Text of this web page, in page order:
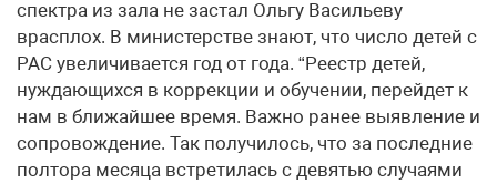
спектра из зала не застал Ольгу Васильеву
врасплох. В министерстве знают, что число детей с
РАС увеличивается год от года. “Реестр детей,
нуждающихся в коррекции и обучении, перейдет к
нам в ближайшее время. Важно ранее выявление и
сопровождение. Так получилось, что за последние
полтора месяца встретилась с девятью случаями